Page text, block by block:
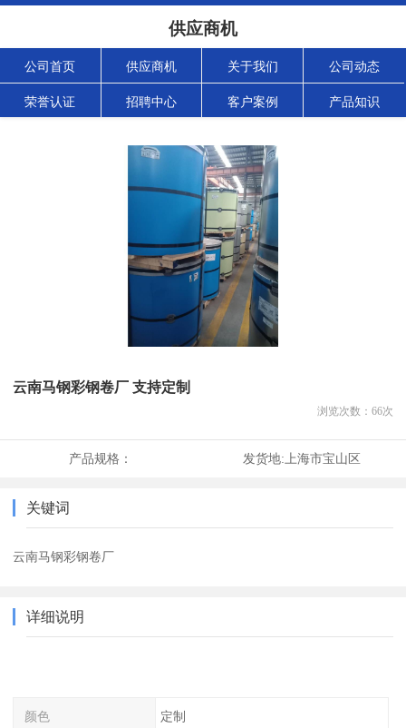
供应商机
公司首页 供应商机 关于我们 公司动态
荣誉认证 招聘中心 客户案例 产品知识
云南马钢彩钢卷厂 支持定制
浏览次数： 66次
产品规格： 发货地: 上海市宝山区
关键词
云南马钢彩钢卷厂
详细说明
颜色 定制